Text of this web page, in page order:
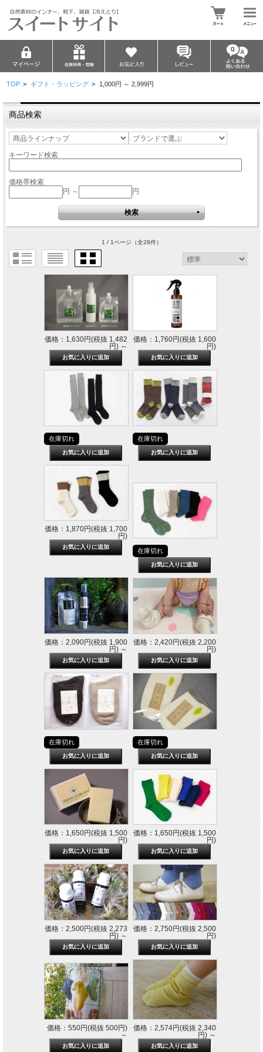
TOP > ギフト・ラッピング > 1,000円 ～ 2,999円
商品検索
キーワード検索
価格帯検索
円 ～
円
1 / 1ページ（全28件）
価格：1,630円(税抜 1,482
円)～
価格：1,760円(税抜 1,600
円)
在庫切れ 在庫切れ
価格：1,870円(税抜 1,700
円)
在庫切れ
価格：2,090円(税抜 1,900
円)～
価格：2,420円(税抜 2,200
円)
在庫切れ 在庫切れ
価格：1,650円(税抜 1,500
円)
価格：1,650円(税抜 1,500
円)
価格：2,500円(税抜 2,273
円)～
価格：2,750円(税抜 2,500
円)
価格：550円(税抜 500円)
～
価格：2,574円(税抜 2,340
円)～